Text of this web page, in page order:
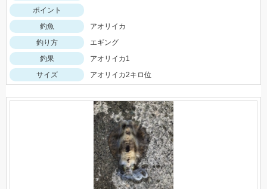
ポイント
釣魚
アオリイカ
釣り方
エギング
釣果
アオリイカ1
サイズ
アオリイカ2キロ位